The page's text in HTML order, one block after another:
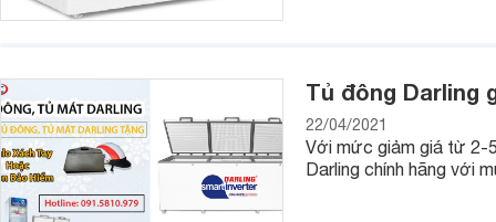
Tủ đông Darling
22/04/2021
Với mức giảm giá từ 2-
Darling chính hãng với